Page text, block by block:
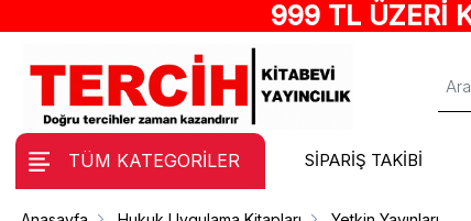
999 TL ÜZERİ
TÜM KATEGORİLER SİPARİŞ TAKİBİ